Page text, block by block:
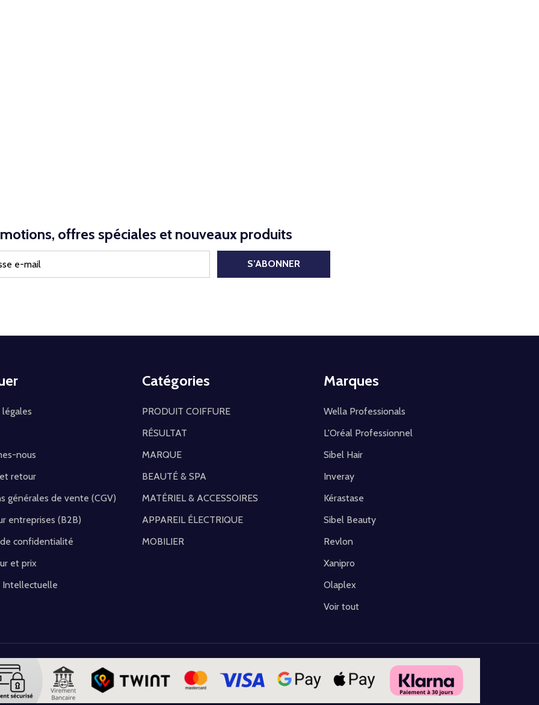
offres spéciales et nouveaux produits
S’ABONNER
nous
retour
générales de vente (CGV)
entreprises (B2B)
confidentialité
et prix
Intellectuelle
Catégories
PRODUIT COIFFURE
RÉSULTAT
MARQUE
BEAUTÉ & SPA
MATÉRIEL & ACCESSOIRES
APPAREIL ÉLECTRIQUE
MOBILIER
Marques
Wella Professionals
L'Oréal Professionnel
Sibel Hair
Inveray
Kérastase
Sibel Beauty
Revlon
Xanipro
Olaplex
Voir tout